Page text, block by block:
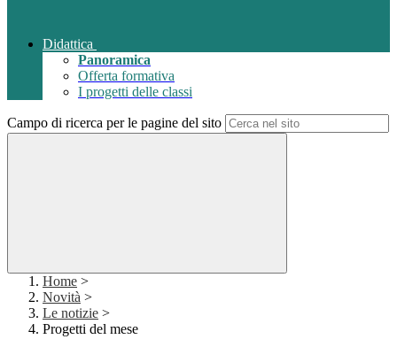
Didattica
Panoramica
Offerta formativa
I progetti delle classi
Campo di ricerca per le pagine del sito
Home >
Novità >
Le notizie >
Progetti del mese